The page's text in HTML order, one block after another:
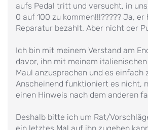
aufs Pedal tritt und versucht, in
0 auf 100 zu kommen!!!????? Ja,
Reparatur bezahlt. Aber nicht der
Ich bin mit meinem Verstand am
davor, ihn mit meinem
Maul anzusprechen und es einfach
Anscheinend funktioniert es nicht,
einen Hinweis nach dem anderen
Deshalb bitte ich um Rat/
ein letztes Mal auf ihn zugehen